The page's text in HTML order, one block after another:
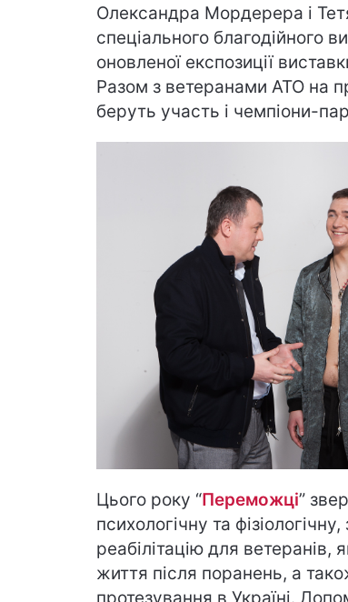
Олександра Мордерера і
спеціального благодійного
оновленої експозиції
Разом з ветеранами АТО на
беруть участь і чемпіони-
Цього року “Переможці”
психологічну та
реабілітацію для
життя після поранень, а